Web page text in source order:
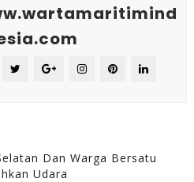
Dan Warga Bersatu
Udara